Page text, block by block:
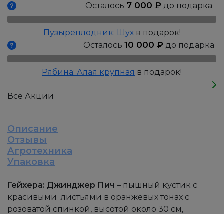
Осталось 7 000 ₽ до подарка
Пузыреплодник: Шухв подарок!
Осталось 10 000 ₽ до подарка
Рябина: Алая крупная в подарок!
Все Акции
Описание
Отзывы
Агротехника
Упаковка
Гейхера: Джинджер Пич – пышный кустик с
красивыми листьями в оранжевых тонах с
розоватой спинкой, высотой около 30 см,